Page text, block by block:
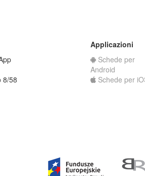
8/58
Applicazioni
Schede per
Android
Schede per